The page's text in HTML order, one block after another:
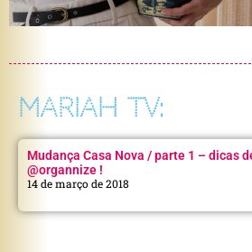
MARIAH TV:
Mudança Casa Nova / parte 1 – dicas
@organnize !
14 de março de 2018